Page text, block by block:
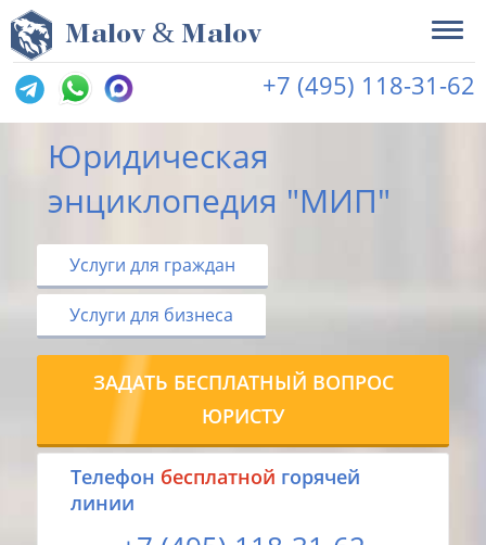
Malov & Malov
+7 (495) 118-31-62
Юридическая
энциклопедия "МИП"
Услуги для граждан
Услуги для бизнеса
ЗАДАТЬ БЕСПЛАТНЫЙ ВОПРОС
ЮРИСТУ
Tелефон бесплатной горячей
линии